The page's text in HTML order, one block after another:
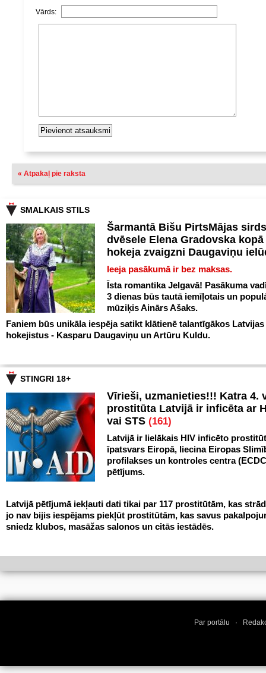
Vārds:
« Atpakaļ pie raksta
SMALKAIS STILS
Šarmantā Bišu PirtsMājas
dvēsele Elena Gradovska kopā
hokeja zvaigzni Daugaviņu
Ieeja pasākumā ir bez maksas.
Īsta romantika Jelgavā! Pasākuma
3 dienas būs tautā iemīļotais un
mūziķis Ainārs Ašaks.
Faniem būs unikāla iespēja satikt klātienē talantīgākos Latvijas
hokejistus - Kasparu Daugaviņu un Artūru Kuldu.
STINGRI 18+
Vīrieši, uzmanieties!!! Katra 4.
prostitūta Latvijā ir inficēta ar
vai STS (161)
Latvijā ir lielākais HIV inficēto
īpatsvars Eiropā, liecina Eiropas
profilakses un kontroles centra
pētījums.
Latvijā pētījumā iekļauti dati tikai par 117 prostitūtām, kas
jo nav bijis iespējams piekļūt prostitūtām, kas savus
sniedz klubos, masāžas salonos un citās iestādēs.
Par portālu ·